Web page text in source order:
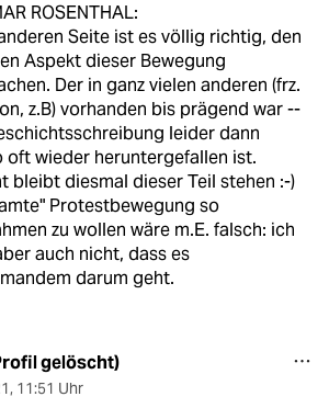
ROSENTHAL:
Seite ist es völlig richtig, den
Aspekt dieser Bewegung
Der in ganz vielen anderen (frz.
z.B) vorhanden bis prägend war --
leider dann
oft wieder heruntergefallen ist.
bleibt diesmal dieser Teil stehen :-)
Protestbewegung so
zu wollen wäre m.E. falsch: ich
auch nicht, dass es
darum geht.
gelöscht)
, 11:51 Uhr